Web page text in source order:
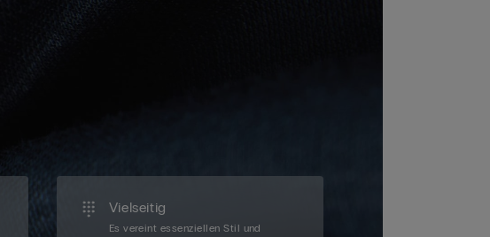
Vielseitig
Es vereint essenziellen Stil und